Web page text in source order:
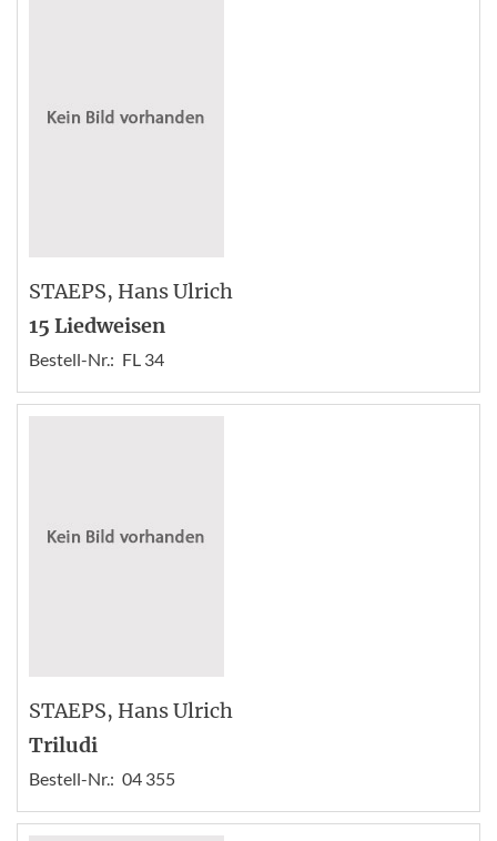
STAEPS, Hans Ulrich
15 Liedweisen
Bestell-Nr.: FL 34
STAEPS, Hans Ulrich
Triludi
Bestell-Nr.: 04 355